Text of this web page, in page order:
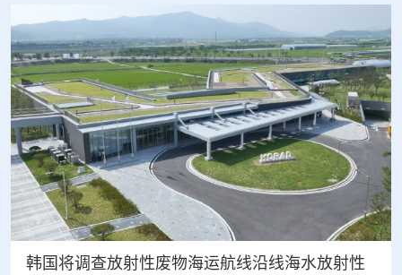
韩国将调查放射性废物海运航线沿线海水放射性